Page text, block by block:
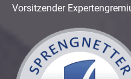
Vorsitzender